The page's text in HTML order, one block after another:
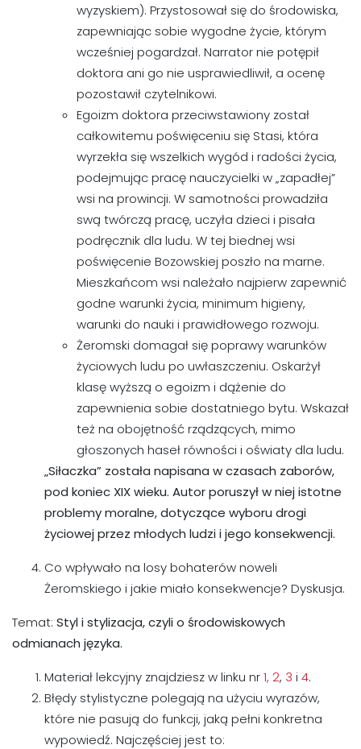
wyzyskiem). Przystosował się do środowiska,
zapewniając sobie wygodne życie, którym
wcześniej pogardzał. Narrator nie potępił
doktora ani go nie usprawiedliwił, a ocenę
pozostawił czytelnikowi.
Egoizm doktora przeciwstawiony został
całkowitemu poświęceniu się Stasi, która
wyrzekła się wszelkich wygód i radości życia,
podejmując pracę nauczycielki w „zapadłej”
wsi na prowincji. W samotności prowadziła
swą twórczą pracę, uczyła dzieci i pisała
podręcznik dla ludu. W tej biednej wsi
poświęcenie Bozowskiej poszło na marne.
Mieszkańcom wsi należało najpierw zapewnić
godne warunki życia, minimum higieny,
warunki do nauki i prawidłowego rozwoju.
Żeromski domagał się poprawy warunków
życiowych ludu po uwłaszczeniu. Oskarżył
klasę wyższą o egoizm i dążenie do
zapewnienia sobie dostatniego bytu. Wskazał
też na obojętność rządzących, mimo
głoszonych haseł równości i oświaty dla ludu.
„Siłaczka” została napisana w czasach zaborów,
pod koniec XIX wieku. Autor poruszył w niej istotne
problemy moralne, dotyczące wyboru drogi
życiowej przez młodych ludzi i jego konsekwencji.
Co wpływało na losy bohaterów noweli
Żeromskiego i jakie miało konsekwencje? Dyskusja.
Temat: Styl i stylizacja, czyli o środowiskowych
odmianach języka.
Materiał lekcyjny znajdziesz w linku nr1, 2, 3 i 4.
Błędy stylistyczne polegają na użyciu wyrazów,
które nie pasują do funkcji, jaką pełni konkretna
wypowiedź. Najczęściej jest to: